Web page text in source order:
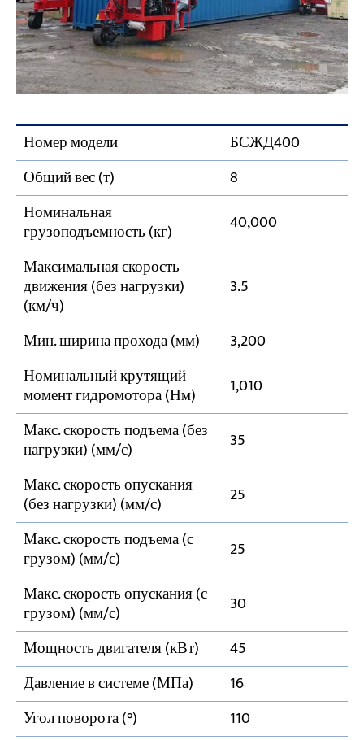
Номер модели
БСЖД400
Общий вес (т)
8
Номинальная
грузоподъемность (кг)
40,000
Максимальная скорость
движения (без нагрузки)
(км/ч)
3.5
Мин. ширина прохода (мм)
3,200
Номинальный крутящий
момент гидромотора (Нм)
1,010
Макс. скорость подъема (без
нагрузки) (мм/с)
35
Макс. скорость опускания
(без нагрузки) (мм/с)
25
Макс. скорость подъема (с
грузом) (мм/с)
25
Макс. скорость опускания (с
грузом) (мм/с)
30
Мощность двигателя (кВт)
45
Давление в системе (МПа)
16
Угол поворота (°)
110